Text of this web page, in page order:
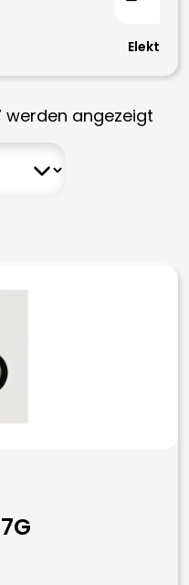
werden angezeigt